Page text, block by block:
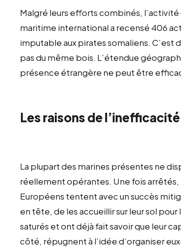
Malgré leurs efforts combinés,
maritime international a recensé 406
imputable aux pirates somaliens. C’est
pas du même bois. L’étendue
présence étrangère ne peut être
Les raisons de l’inefficacité
La plupart des marines présentes ne
réellement opérantes. Une fois
Européens tentent avec un succès
en tête, de les accueillir sur leur sol
saturés et ont déjà fait savoir que leur
côté, répugnent à l’idée d’organiser